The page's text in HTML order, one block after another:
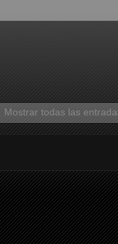
Mostrar todas las